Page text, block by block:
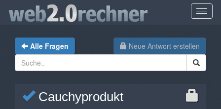
Neue Antwort erstellen
Alle Fragen
Cauchyprodukt